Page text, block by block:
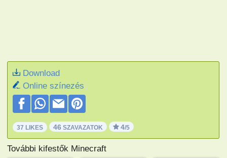
Download
Online színezés
37 LIKES 46 SZAVAZATOK 4/5
További kifestők Minecraft